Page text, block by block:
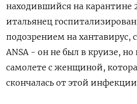
находившийся на карантине
итальянец
подозрением на хантавирус,
ANSA - он не был ​в круизе,
самолете ​c женщиной,
скончалась от этой